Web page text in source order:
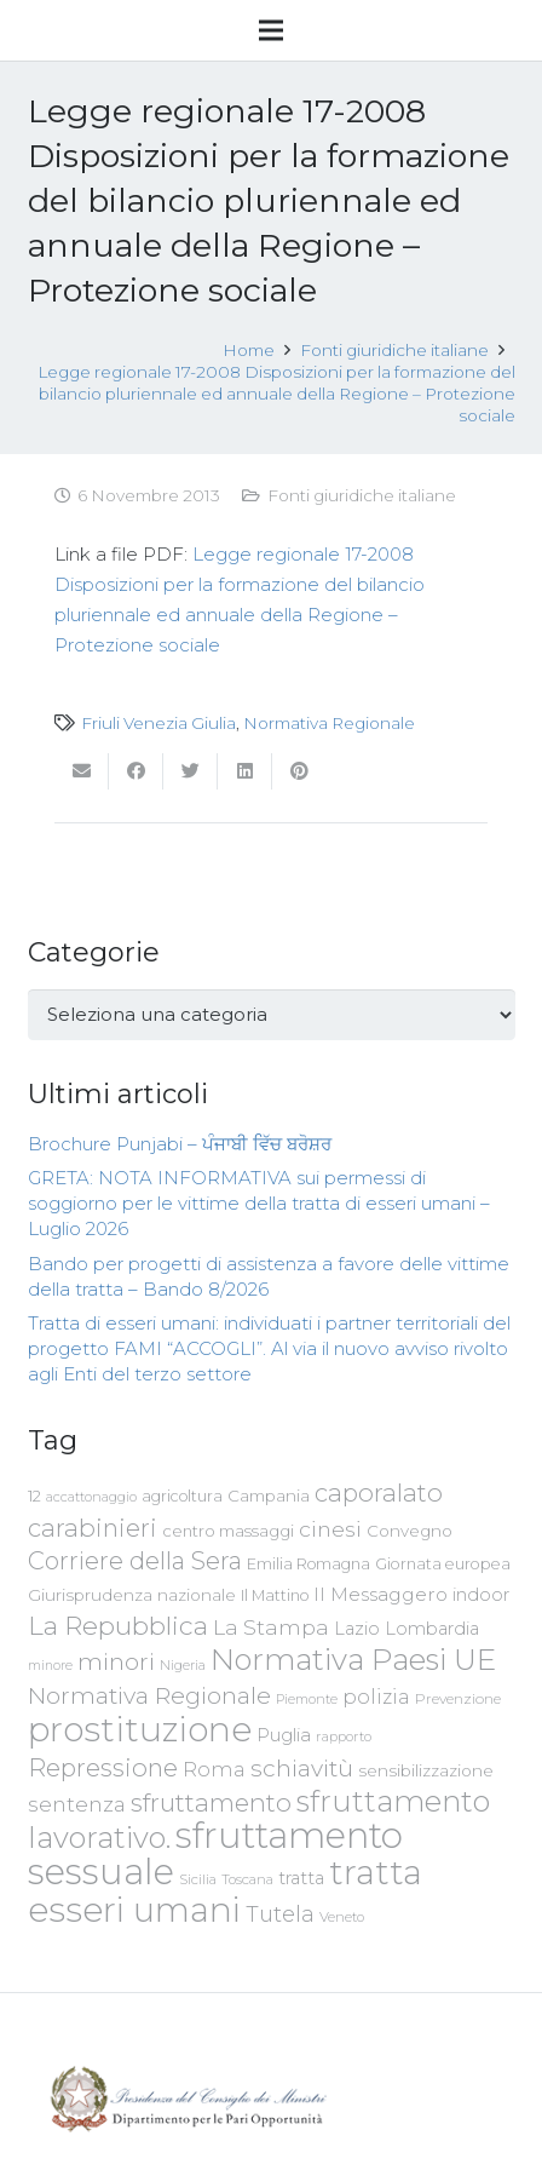
Legge regionale 17-2008
Disposizioni per la formazione
del bilancio pluriennale ed
annuale della Regione –
Protezione sociale
Home
Fonti giuridiche italiane
Legge regionale 17-2008 Disposizioni per la formazione del
bilancio pluriennale ed annuale della Regione – Protezione
sociale
6 Novembre 2013 Fonti giuridiche italiane
Link a file PDF: Legge regionale 17-2008
Disposizioni per la formazione del bilancio
pluriennale ed annuale della Regione –
Protezione sociale
Friuli Venezia Giulia Normativa Regionale
Categorie
Categorie
Ultimi articoli
Brochure Punjabi – ਪੰਜਾਬੀ ਵਿੱਚ ਬਰੋਸ਼ਰ
GRETA: NOTA INFORMATIVA sui permessi di
soggiorno per le vittime della tratta di esseri umani –
Luglio 2026
Bando per progetti di assistenza a favore delle vittime
della tratta – Bando 8/2026
Tratta di esseri umani: individuati i partner territoriali del
progetto FAMI “ACCOGLI”. Al via il nuovo avviso rivolto
agli Enti del terzo settore
Tag
12 accattonaggio agricoltura Campania caporalato
carabinieri centro massaggi cinesi Convegno
Corriere della Sera Emilia Romagna Giornata europea
Giurisprudenza nazionale Il Mattino Il Messaggero indoor
La Repubblica La Stampa Lazio Lombardia
minore minori Nigeria Normativa Paesi UE
Normativa Regionale Piemonte polizia Prevenzione
prostituzione Puglia rapporto
Repressione Roma schiavitù sensibilizzazione
sentenza sfruttamento sfruttamento
lavorativo.sfruttamento
sessuale Sicilia Toscana tratta tratta
esseri umani Tutela Veneto